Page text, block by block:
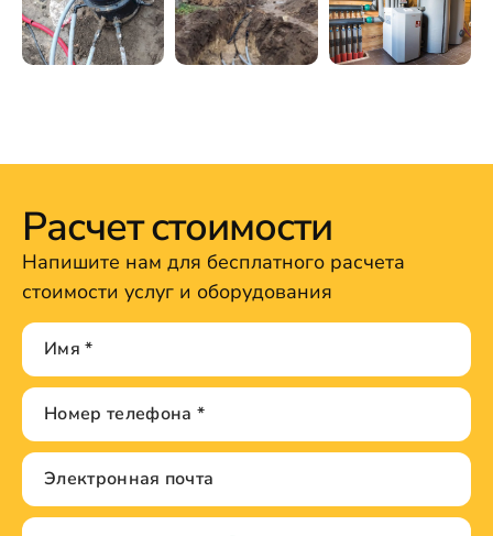
Расчет стоимости
Напишите нам для бесплатного расчета
стоимости услуг и оборудования